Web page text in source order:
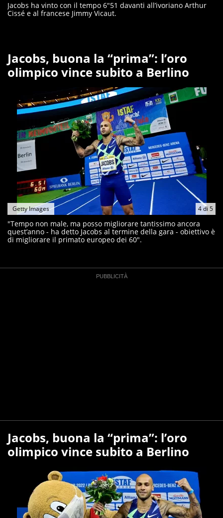
Jacobs ha vinto con il tempo 6"51 davanti all’ivoriano Arthur
Cissé e al francese Jimmy Vicaut.
Jacobs, buona la “prima”: l’oro
olimpico vince subito a Berlino
4di 5
Getty Images
"Tempo non male, ma posso migliorare tantissimo ancora
quest’anno - ha detto Jacobs al termine della gara - obiettivo è
di migliorare il primato europeo dei 60".
Jacobs, buona la “prima”: l’oro
olimpico vince subito a Berlino